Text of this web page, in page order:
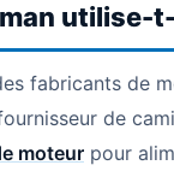
utilise-
fabricants de
de
moteur pour